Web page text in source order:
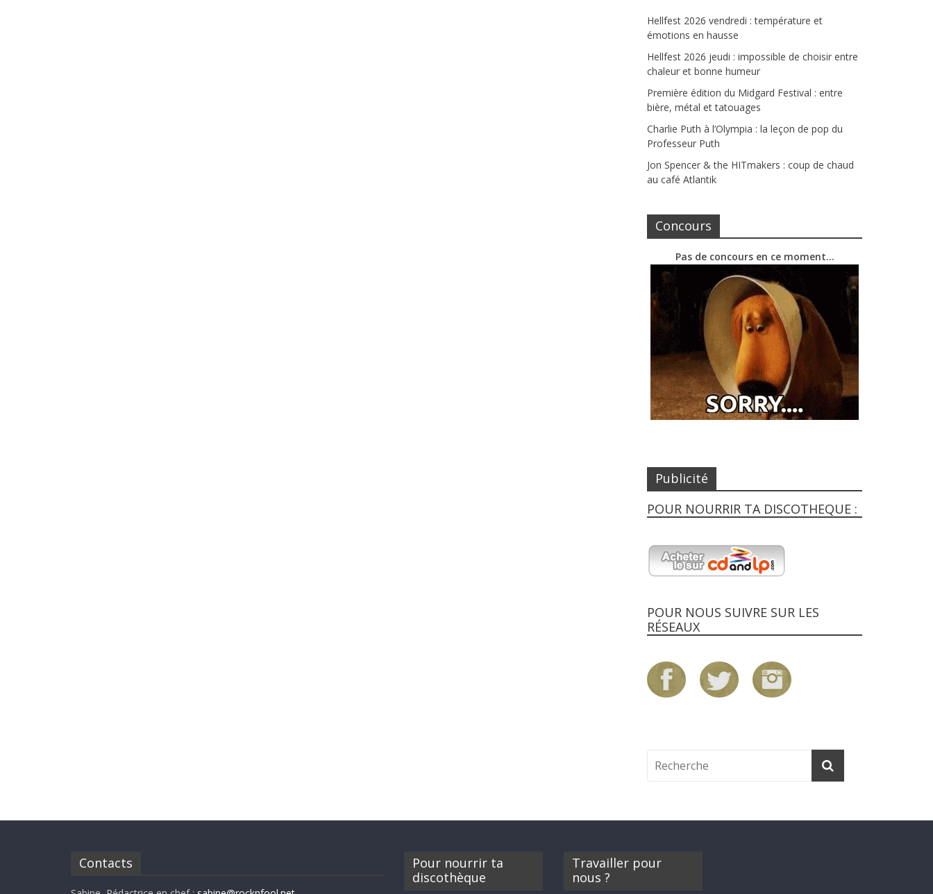
Hellfest 2026 vendredi : température et
émotions en hausse
Hellfest 2026 jeudi : impossible de choisir entre
chaleur et bonne humeur
Première édition du Midgard Festival : entre
bière, métal et tatouages
Charlie Puth à l’Olympia : la leçon de pop du
Professeur Puth
Jon Spencer & the HITmakers : coup de chaud
au café Atlantik
Concours
Pas de concours en ce moment…
Publicité
POUR NOURRIR TA DISCOTHEQUE :
POUR NOUS SUIVRE SUR LES
RÉSEAUX
Contacts
Pour nourrir ta
discothèque
Travailler pour
nous ?